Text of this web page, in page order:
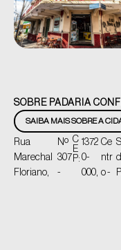
SOBRE PADARIA
SAIBA MAIS SOBRE A
Rua
Marechal
Floriano,
Nº
307
-
C
E
P:
1372
0-
000,
Ce
ntr
o -